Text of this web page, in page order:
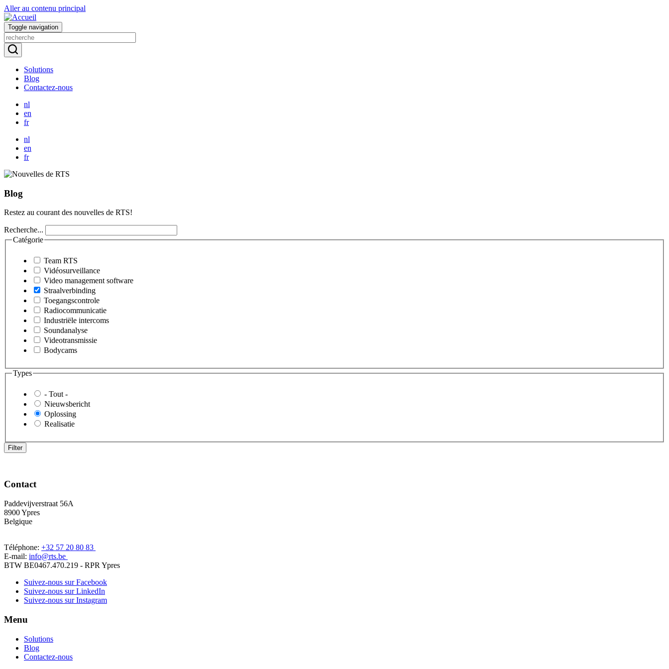
Aller au contenu principal
Toggle navigation
Solutions
Blog
Contactez-nous
nl
en
fr
nl
en
fr
Blog
Restez au courant des nouvelles de RTS!
Recherche...
Catégorie
Team RTS
Vidéosurveillance
Video management software
Straalverbinding
Toegangscontrole
Radiocommunicatie
Industriële intercoms
Soundanalyse
Videotransmissie
Bodycams
Types
- Tout -
Nieuwsbericht
Oplossing
Realisatie
Filter
Contact
Paddevijverstraat 56A
8900 Ypres
Belgique
Téléphone: +32 57 20 80 83
E-mail: info@rts.be
BTW BE0467.470.219 - RPR Ypres
Suivez-nous sur Facebook
Suivez-nous sur LinkedIn
Suivez-nous sur Instagram
Menu
Solutions
Blog
Contactez-nous